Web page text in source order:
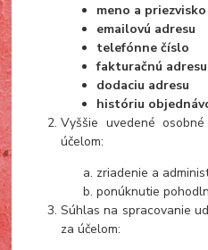
meno a priezvisko
emailovú adresu
telefónne číslo
fakturačnú adresu
dodaciu adresu
históriu
Vyššie uvedené
účelom:
zriadenie a
ponúknutie
Súhlas na spracovanie
za účelom: